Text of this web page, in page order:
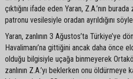
çıktığını ifade eden Yaran, Z.A.’nın
patronu vesilesiyle oradan ayrıldığını
Yaran, zanlının 3 Ağustos’ta Türkiye’ye
Havalimanı’na gittiğini ancak daha önce
olduğu bilgisiyle uçağa binmeyerek
zanlının Z.A.’yı beklerken onu öldürmeye